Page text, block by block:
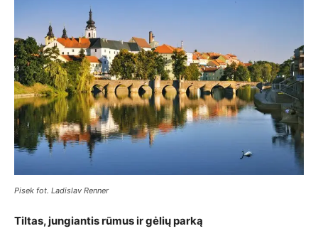
Pisek fot. Ladislav Renner
Tiltas, jungiantis rūmus ir gėlių parką